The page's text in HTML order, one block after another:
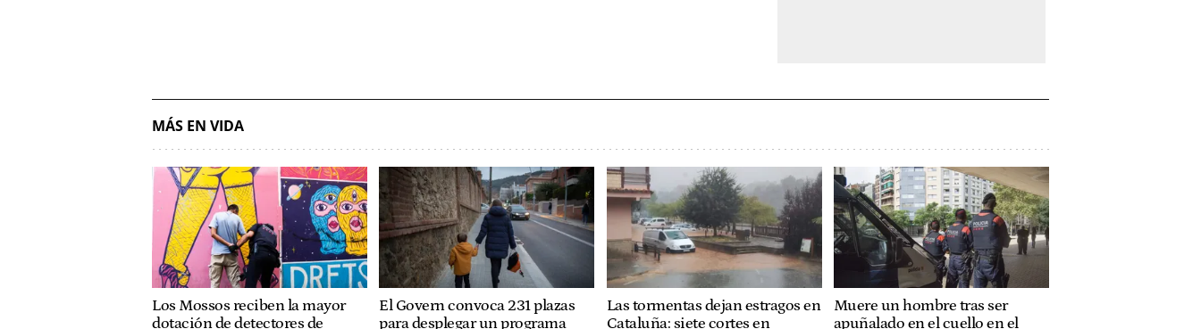
MÁS EN VIDA
Los Mossos reciben la mayor
dotación de detectores de
El Govern convoca 231 plazas
para desplegar un programa
Las tormentas dejan estragos en
Cataluña: siete cortes en
Muere un hombre tras ser
apuñalado en el cuello en el